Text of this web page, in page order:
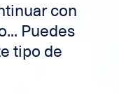
con
Puedes
tipo de